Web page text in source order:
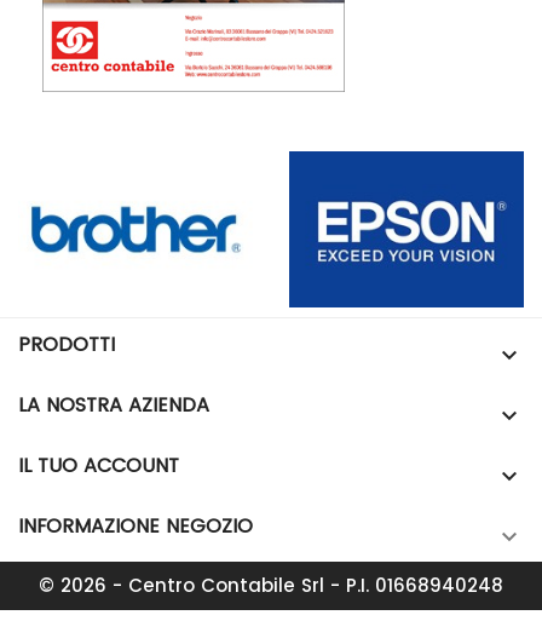
PRODOTTI 
LA NOSTRA AZIENDA 
IL TUO ACCOUNT 
INFORMAZIONE NEGOZIO 
© 2026 - Centro Contabile Srl - P.I. 01668940248